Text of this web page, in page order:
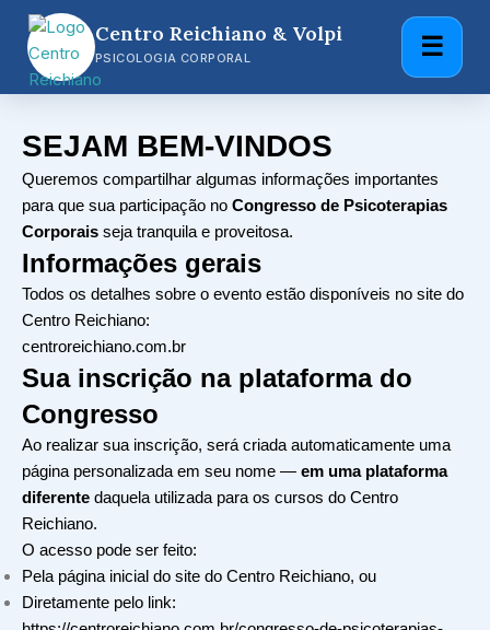
Centro Reichiano & Volpi
PSICOLOGIA CORPORAL ☰
SEJAM BEM-VINDOS
Queremos compartilhar algumas informações importantes
para que sua participação no Congresso de Psicoterapias
Corporais seja tranquila e proveitosa.
Informações gerais
Todos os detalhes sobre o evento estão disponíveis no site do
Centro Reichiano:
centroreichiano.com.br
Sua inscrição na plataforma do
Congresso
Ao realizar sua inscrição, será criada automaticamente uma
página personalizada em seu nome — em uma plataforma
diferente daquela utilizada para os cursos do Centro
Reichiano.
O acesso pode ser feito:
Pela página inicial do site do Centro Reichiano, ou
Diretamente pelo link: